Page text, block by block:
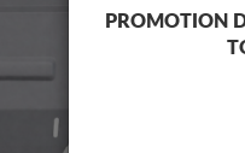
PROMOTION